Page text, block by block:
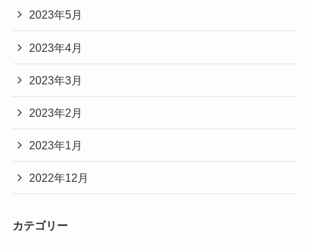
2023年5月
2023年4月
2023年3月
2023年2月
2023年1月
2022年12月
カテゴリー